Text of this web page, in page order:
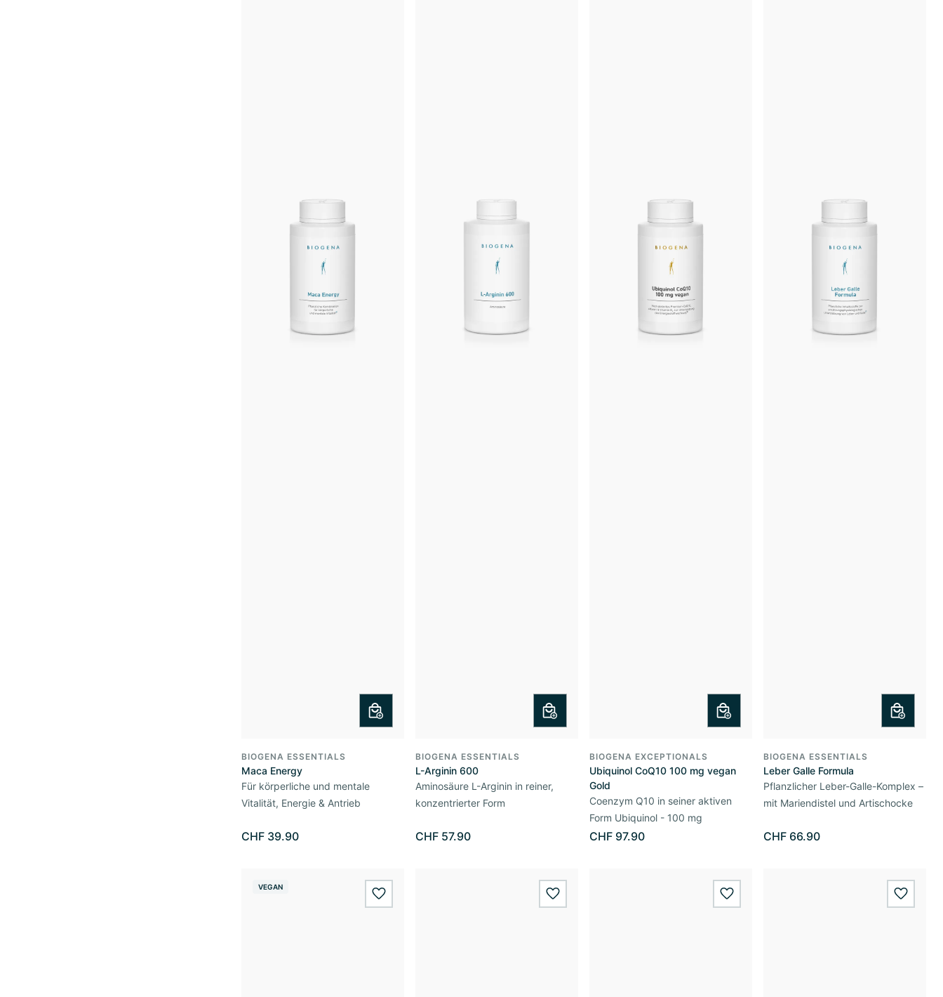
BIOGENA ESSENTIALS
Maca Energy
Für körperliche und mentale
Vitalität, Energie & Antrieb
CHF 39.90
BIOGENA ESSENTIALS
L-Arginin 600
Aminosäure L-Arginin in reiner,
konzentrierter Form
CHF 57.90
BIOGENA EXCEPTIONALS
Ubiquinol CoQ10 100 mg vegan
Gold
Coenzym Q10 in seiner aktiven
Form Ubiquinol - 100 mg
CHF 97.90
BIOGENA ESSENTIALS
Leber Galle Formula
Pflanzlicher Leber-Galle-Komplex –
mit Mariendistel und Artischocke
CHF 66.90
VEGAN
wishlist.add wishlist.add wishlist.add